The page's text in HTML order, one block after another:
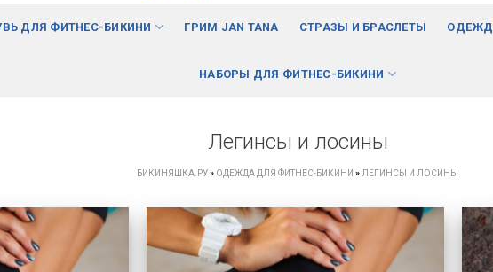
ДЛЯ ФИТНЕС-БИКИНИ ГРИМ JAN TANA СТРАЗЫ И БРАСЛЕТЫ
НАБОРЫ ДЛЯ ФИТНЕС-БИКИНИ
Легинсы и лосины
БИКИНЯШКА.РУ» ОДЕЖДА ДЛЯ ФИТНЕС-БИКИНИ » ЛЕГИНСЫ И ЛОСИНЫ